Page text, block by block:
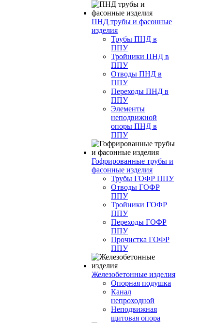
ПНД трубы и фасонные
изделия
Трубы ПНД в
ППУ
Тройники ПНД в
ППУ
Отводы ПНД в
ППУ
Переходы ПНД в
ППУ
Элементы
неподвижной
опоры ПНД в
ППУ
Гофрированные трубы и
фасонные изделия
Трубы ГОФР ППУ
Отводы ГОФР
ППУ
Тройники ГОФР
ППУ
Переходы ГОФР
ППУ
Прочистка ГОФР
ППУ
Железобетонные изделия
Опорная подушка
Канал
непроходной
Неподвижная
щитовая опора